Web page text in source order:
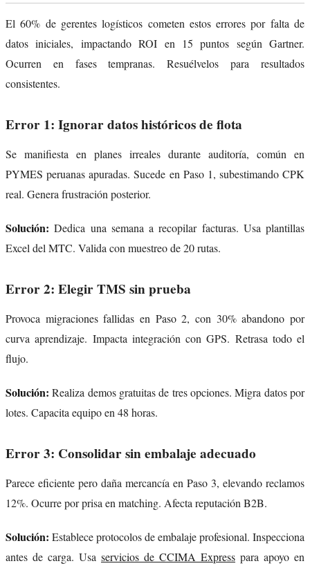
El 60% de gerentes logísticos cometen estos errores por falta de
datos iniciales, impactando ROI en 15 puntos según Gartner.
Ocurren en fases tempranas. Resuélvelos para resultados
consistentes.
Error 1: Ignorar datos históricos de flota
Se manifiesta en planes irreales durante auditoría, común en
PYMES peruanas apuradas. Sucede en Paso 1, subestimando CPK
real. Genera frustración posterior.
Solución: Dedica una semana a recopilar facturas. Usa plantillas
Excel del MTC. Valida con muestreo de 20 rutas.
Error 2: Elegir TMS sin prueba
Provoca migraciones fallidas en Paso 2, con 30% abandono por
curva aprendizaje. Impacta integración con GPS. Retrasa todo el
flujo.
Solución: Realiza demos gratuitas de tres opciones. Migra datos por
lotes. Capacita equipo en 48 horas.
Error 3: Consolidar sin embalaje adecuado
Parece eficiente pero daña mercancía en Paso 3, elevando reclamos
12%. Ocurre por prisa en matching. Afecta reputación B2B.
Solución: Establece protocolos de embalaje profesional. Inspecciona
antes de carga. Usa servicios de CCIMA Express para apoyo en